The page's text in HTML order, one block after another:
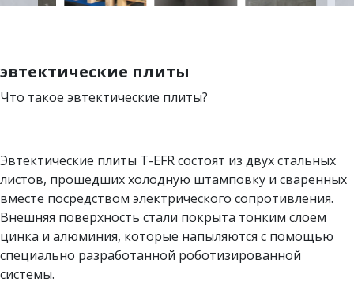
эвтектические плиты
Что такое эвтектические плиты?
Эвтектические плиты T-EFR состоят из двух стальных
листов, прошедших холодную штамповку и сваренных
вместе посредством электрического сопротивления.
Внешняя поверхность стали покрыта тонким слоем
цинка и алюминия, которые напыляются с помощью
специально разработанной роботизированной
системы.